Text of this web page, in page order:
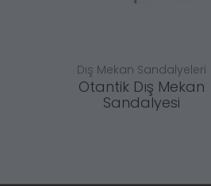
Dış Mekan Sandalyeleri
Otantik Dış Mekan
Sandalyesi